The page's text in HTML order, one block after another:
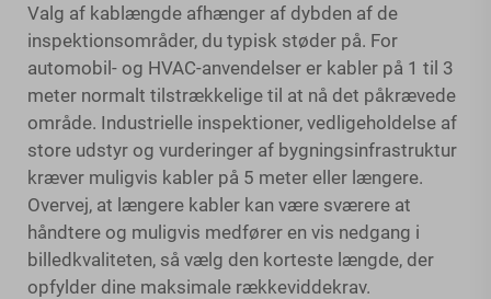
Valg af kablængde afhænger af dybden af de
inspektionsområder, du typisk støder på. For
automobil- og HVAC-anvendelser er kabler på 1 til 3
meter normalt tilstrækkelige til at nå det påkrævede
område. Industrielle inspektioner, vedligeholdelse af
store udstyr og vurderinger af bygningsinfrastruktur
kræver muligvis kabler på 5 meter eller længere.
Overvej, at længere kabler kan være sværere at
håndtere og muligvis medfører en vis nedgang i
billedkvaliteten, så vælg den korteste længde, der
opfylder dine maksimale rækkeviddekrav.